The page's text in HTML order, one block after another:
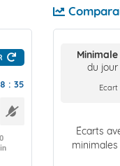
: 35
Minimale
du jour
Ecart
Écarts